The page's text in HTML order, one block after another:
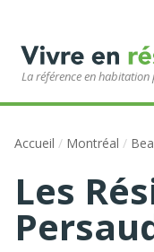
La référence en
Accueil / Montréal /
Les